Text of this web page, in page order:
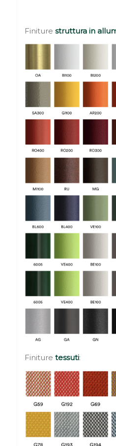
Finiture struttura in
Finiture tessuti: